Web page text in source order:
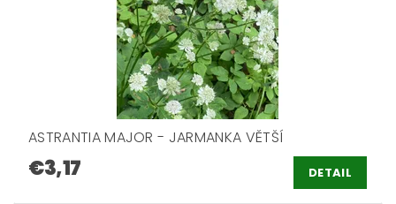
ASTRANTIA MAJOR - JARMANKA VĚTŠÍ
€3,17 DETAIL